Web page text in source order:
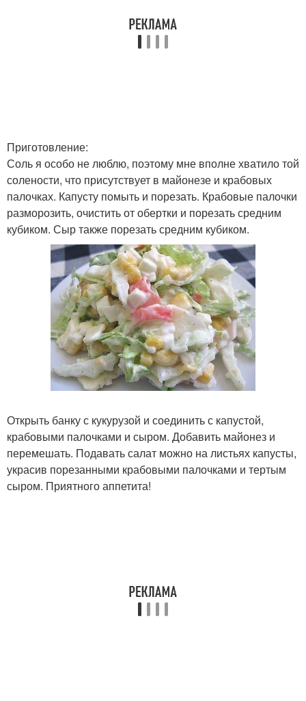
Приготовление:
Соль я особо не люблю, поэтому мне вполне хватило той
солености, что присутствует в майонезе и крабовых
палочках. Капусту помыть и порезать. Крабовые палочки
разморозить, очистить от обертки и порезать средним
кубиком. Сыр также порезать средним кубиком.
Открыть банку с кукурузой и соединить с капустой,
крабовыми палочками и сыром. Добавить майонез и
перемешать. Подавать салат можно на листьях капусты,
украсив порезанными крабовыми палочками и тертым
сыром. Приятного аппетита!